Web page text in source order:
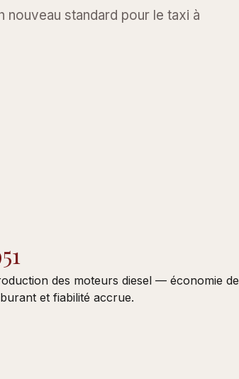
nouveau standard pour le taxi à
des moteurs diesel — économie de
et fiabilité accrue.